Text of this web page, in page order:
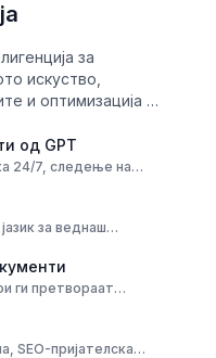
за
искуство,
и оптимизација на
од GPT
24/7, следење на
за веднаш
ги претвораат
SEO-пријателска